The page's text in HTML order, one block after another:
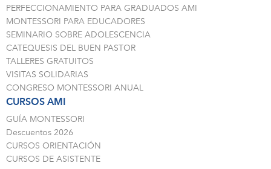
PERFECCIONAMIENTO PARA GRADUADOS AMI
MONTESSORI PARA EDUCADORES
SEMINARIO SOBRE ADOLESCENCIA
CATEQUESIS DEL BUEN PASTOR
TALLERES GRATUITOS
VISITAS SOLIDARIAS
CONGRESO MONTESSORI ANUAL
CURSOS AMI
GUÍA MONTESSORI
Descuentos 2026
CURSOS ORIENTACIÓN
CURSOS DE ASISTENTE